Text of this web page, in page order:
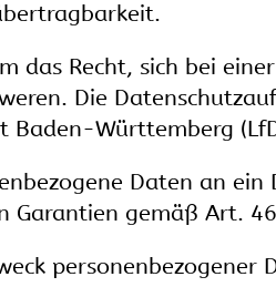
das Recht, sich bei
Die
Baden-Württemberg
Daten an
Garantien gemäß Art.
personenbezogener